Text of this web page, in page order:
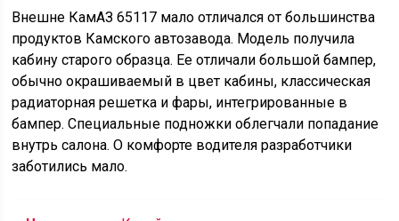
напротив, выросла на 500 кг. В качестве силовой
установки стали использовать дизель Cummins 6 ISBe
300 с увеличенной мощностью.
Рестайлинговый вариант получил новую галогеновую
оптику, 3-щеточные стеклоочистители, переделанные
противотуманки, улучшенный солнцезащитный
козырек, большие зеркала с повышенной